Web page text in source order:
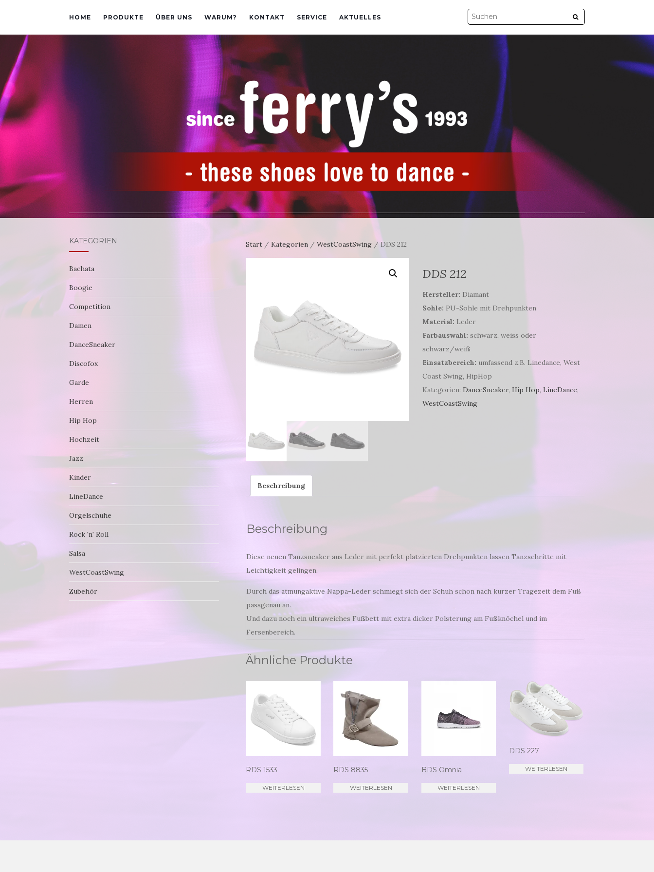
HOME PRODUKTE ÜBER UNS WARUM? KONTAKT SERVICE AKTUELLES
Start /Kategorien /WestCoastSwing / DDS 212
DDS 212
Hersteller: Diamant
Sohle: PU-Sohle mit Drehpunkten
Material: Leder
Farbauswahl: schwarz, weiss oder
schwarz/weiß
Einsatzbereich: umfassend z.B. Linedance, West
Coast Swing, HipHop
Kategorien: DanceSneaker, Hip Hop, LineDance,
WestCoastSwing
Beschreibung
Beschreibung
Diese neuen Tanzsneaker aus Leder mit perfekt platzierten Drehpunkten lassen Tanzschritte mit
Leichtigkeit gelingen.
Durch das atmungaktive Nappa-Leder schmiegt sich der Schuh schon nach kurzer Tragezeit dem Fuß
passgenau an.
Und dazu noch ein ultraweiches Fußbett mit extra dicker Polsterung am Fußknöchel und im
Fersenbereich.
Ähnliche Produkte
RDS 1533
WEITERLESEN
RDS 8835
WEITERLESEN
BDS Omnia
WEITERLESEN
DDS 227
WEITERLESEN
KATEGORIEN
Bachata
Boogie
Competition
Damen
DanceSneaker
Discofox
Garde
Herren
Hip Hop
Hochzeit
Jazz
Kinder
LineDance
Orgelschuhe
Rock 'n' Roll
Salsa
WestCoastSwing
Zubehör